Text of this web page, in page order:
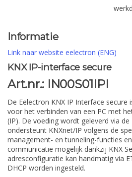
Informatie
Link naar website eelectron (ENG)
KNX IP-interface secure
Art.nr.: IN00S01IPI
De Eelectron KNX IP Interface
voor het verbinden van een PC met
(IP). De voeding wordt geleverd via
ondersteunt KNXnet/IP volgens de
management- en tunneling-functies
communicatie mogelijk dankzij KNX
adresconfiguratie kan handmatig via
DHCP worden ingesteld.